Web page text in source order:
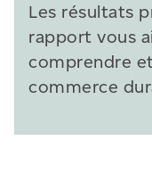
Les résultats
rapport vous
comprendre
commerce